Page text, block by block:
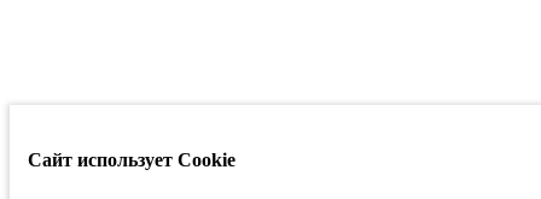
Сайт использует Cookie